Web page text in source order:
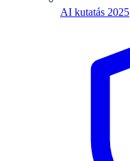
AI kutatás 2025